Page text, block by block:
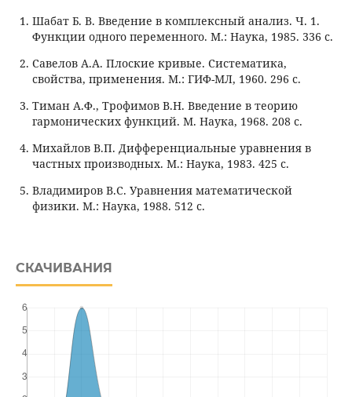
Шабат Б. В. Введение в комплексный анализ. Ч. 1.
Функции одного переменного. М.: Наука, 1985. 336 с.
Савелов А.А. Плоские кривые. Систематика,
свойства, применения. М.: ГИФ-МЛ, 1960. 296 c.
Тиман А.Ф., Трофимов В.Н. Введение в теорию
гармонических функций. М. Наука, 1968. 208 с.
Михайлов В.П. Дифференциальные уравнения в
частных производных. М.: Наука, 1983. 425 c.
Владимиров В.С. Уравнения математической
физики. М.: Наука, 1988. 512 c.
СКАЧИВАНИЯ